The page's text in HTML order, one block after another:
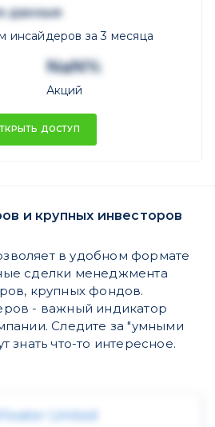
данные
инсайдеров за 3 месяца
NaN%
Акций
ДОСТУП
и крупных инвесторов
в удобном формате
сделки менеджмента
крупных фондов.
- важный индикатор
Следите за "умными
знать что-то интересное.
Limited